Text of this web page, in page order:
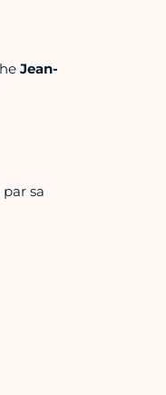
Jean-
sa